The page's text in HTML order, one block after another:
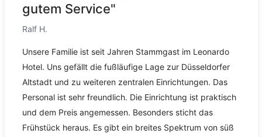
gutem Service"
Ralf H.
Unsere Familie ist seit Jahren Stammgast im Leonardo
Hotel. Uns gefällt die fußläufige Lage zur Düsseldorfer
Altstadt und zu weiteren zentralen Einrichtungen. Das
Personal ist sehr freundlich. Die Einrichtung ist praktisch
und dem Preis angemessen. Besonders sticht das
Frühstück heraus. Es gibt ein breites Spektrum von süß